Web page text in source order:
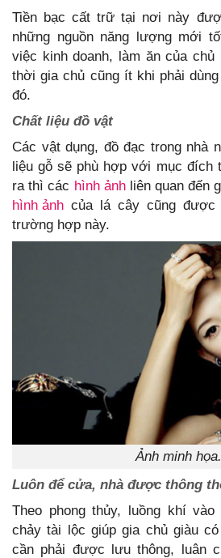
Tiền bạc cất trữ tại nơi này
những nguồn năng lượng mới
việc kinh doanh, làm ăn của chủ
thời gia chủ cũng ít khi phải
đó.
Chất liệu đồ vật
Các vật dụng, đồ đạc trong nhà
liệu gỗ sẽ phù hợp với mục đích
ra thì các hình ảnhliên quan đến
hình ảnh của lá cây cũng
trường hợp này.
Ảnh minh họa.
Luôn để cửa, nhà được thông
Theo phong thủy, luồng khí
chảy tài lộc giúp gia chủ giàu
cần phải được lưu thông, luân